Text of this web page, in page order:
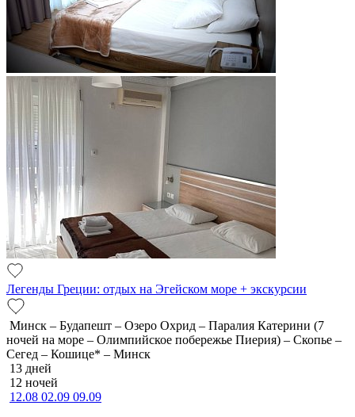
Легенды Греции: отдых на Эгейском море + экскурсии
Минск – Будапешт – Озеро Охрид – Паралия Катерини (7
ночей на море – Олимпийское побережье Пиерия) – Скопье –
Сегед – Кошице* – Минск
13 дней
12 ночей
12.08 02.09 09.09